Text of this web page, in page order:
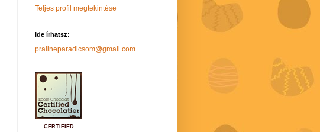
Teljes profil megtekintése
Ide írhatsz:
pralineparadicsom@gmail.com
CERTIFIED